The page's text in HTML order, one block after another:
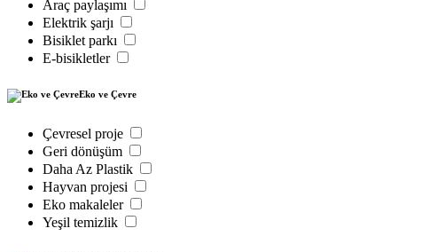
Araç paylaşımı
Elektrik şarjı
Bisiklet parkı
E-bisikletler
Eko ve Çevre
Çevresel proje
Geri dönüşüm
Daha Az Plastik
Hayvan projesi
Eko makaleler
Yeşil temizlik